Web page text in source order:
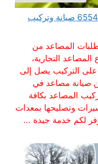
صيانة مصاعد في الكويت 65542233 صيانة وتركيب
المصاعد من
المصاعد التجارية،
على التركيب يصل إلى
صيانة مصاعد في
المصاعد بكافة
وتصليحها بمعدات
لكم خدمة جيدة ...